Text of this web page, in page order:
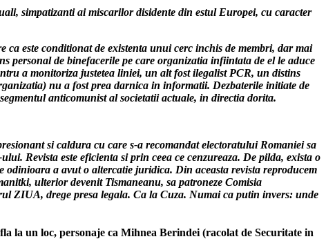
simpatizanti ai miscarilor disidente din estul Europei, cu caracter
este conditionat de existenta unui cerc inchis de membri, dar mai
personal de binefacerile pe care organizatia infiintata de el le aduce
a monitoriza justetea liniei, un alt fost ilegalist PCR, un distins
nu a fost prea darnica in informatii. Dezbaterile initiate de
anticomunist al societatii actuale, in directia dorita.
si caldura cu care s-a recomandat electoratului Romaniei sa
Revista este eficienta si prin ceea ce cenzureaza. De pilda, exista o
a avut o altercatie juridica. Din aceasta revista reproducem
ulterior devenit Tismaneanu, sa patroneze Comisia
ZIUA, drege presa legala. Ca la Cuza. Numai ca putin invers: unde
la un loc, personaje ca Mihnea Berindei (racolat de Securitate in